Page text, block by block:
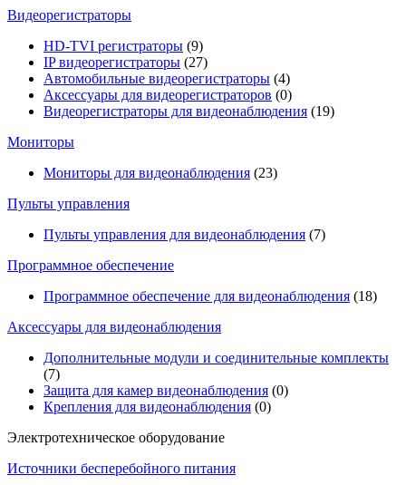
Видеорегистраторы
HD-TVI регистраторы (9)
IP видеорегистраторы (27)
Автомобильные видеорегистраторы (4)
Аксессуары для видеорегистраторов (0)
Видеорегистраторы для видеонаблюдения (19)
Мониторы
Мониторы для видеонаблюдения (23)
Пульты управления
Пульты управления для видеонаблюдения (7)
Программное обеспечение
Программное обеспечение для видеонаблюдения (18)
Аксессуары для видеонаблюдения
Дополнительные модули и соединительные комплекты
(7)
Защита для камер видеонаблюдения (0)
Крепления для видеонаблюдения (0)
Электротехническое оборудование
Источники бесперебойного питания